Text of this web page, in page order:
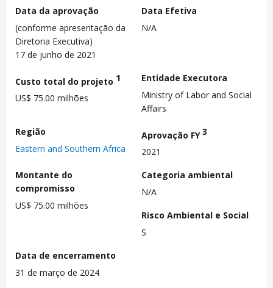
Data da aprovação
(conforme apresentação da
Diretoria Executiva)
17 de junho de 2021
Data Efetiva
N/A
Custo total do projeto 1
US$ 75.00 milhões
Entidade Executora
Ministry of Labor and Social
Affairs
Região
Eastern and Southern Africa
Aprovação FY3
2021
Montante do
compromisso
US$ 75.00 milhões
Categoria ambiental
N/A
Risco Ambiental e Social
S
Data de encerramento
31 de março de 2024